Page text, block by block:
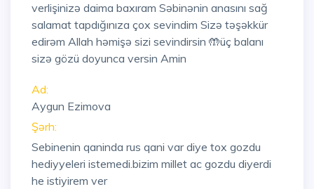
verlişinizə daima baxıram Səbinənin anasını sağ
salamat tapdığınıza çox sevindim Sizə təşəkkür
edirəm Allah həmişə sizi sevindirsin 🤲üç balanı
sizə gözü doyunca versin Amin
Ad:
Aygun Ezimova
Şərh:
Sebinenin qaninda rus qani var diye tox gozdu
hediyyeleri istemedi.bizim millet ac gozdu diyerdi
he istiyirem ver